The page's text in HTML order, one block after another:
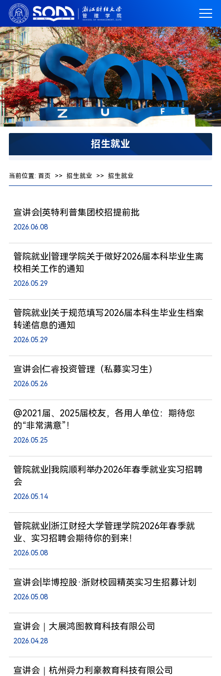
招生就业
当前位置: 首页 >> 招生就业 >> 招生就业
宣讲会|英特利普集团校招提前批
2026.06.08
管院就业|管理学院关于做好2026届本科毕业生离
校相关工作的通知
2026.05.29
管院就业|关于规范填写2026届本科生毕业生档案
转递信息的通知
2026.05.29
宣讲会|仁睿投资管理（私募实习生）
2026.05.26
@2021届、2025届校友，各用人单位：期待您
的“非常满意”！
2026.05.25
管院就业|我院顺利举办2026年春季就业实习招聘
会
2026.05.14
管院就业|浙江财经大学管理学院2026年春季就
业、实习招聘会期待你的到来！
2026.05.08
宣讲会|毕博控股·浙财校园精英实习生招募计划
2026.05.08
宣讲会｜大展鸿图教育科技有限公司
2026.04.28
宣讲会｜杭州舜力利豪教育科技有限公司